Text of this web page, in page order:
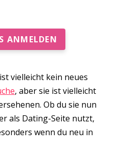
ANMELDEN
vielleicht kein neues
, aber sie ist vielleicht
Ob du sie nun
als Dating-Seite nutzt,
wenn du neu in